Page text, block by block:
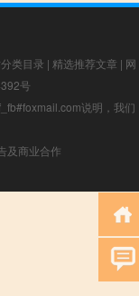
类目录 | 精选推荐文章 | 网
号
说明，我们
及商业合作